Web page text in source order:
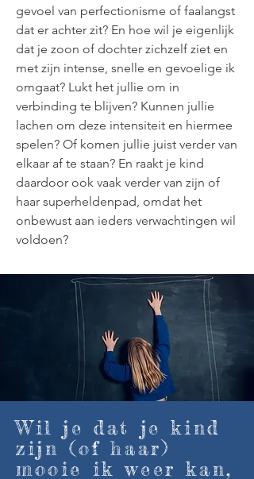
gevoel van perfectionisme of faalangst
dat er achter zit? En hoe wil je eigenlijk
dat je zoon of dochter zichzelf ziet en
met zijn intense, snelle en gevoelige ik
omgaat? Lukt het jullie om in
verbinding te blijven? Kunnen jullie
lachen om deze intensiteit en hiermee
spelen? Of komen jullie juist verder van
elkaar af te staan? En raakt je kind
daardoor ook vaak verder van zijn of
haar superheldenpad, omdat het
onbewust aan ieders verwachtingen wil
voldoen?
Wil je dat je kind
zijn (of haar)
mooie ik weer kan,